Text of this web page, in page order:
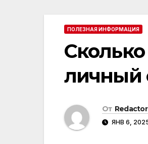
ПОЛЕЗНАЯ ИНФОРМАЦИЯ
личный
От Redactor
ЯНВ 6,